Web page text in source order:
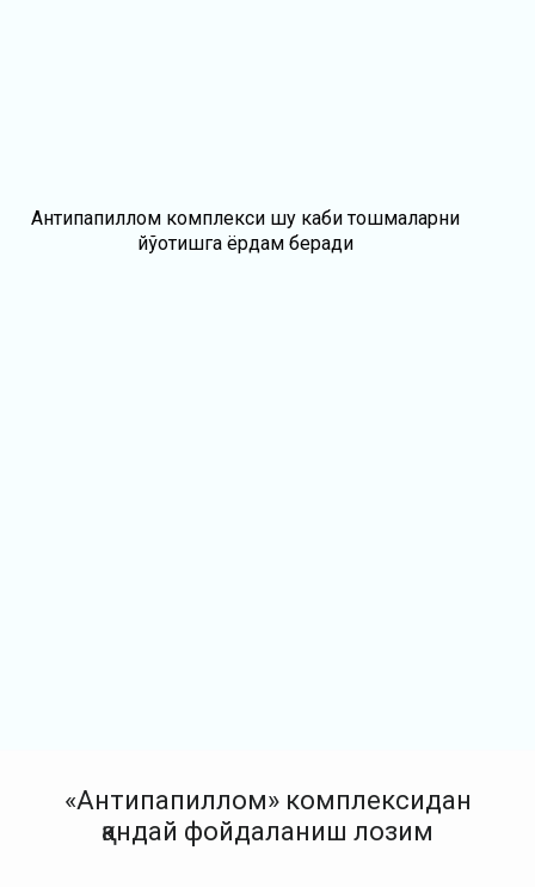
Антипапиллом комплекси шу каби тошмаларни
йўқотишга ёрдам беради
«Антипапиллом» комплексидан
қандай фойдаланиш лозим